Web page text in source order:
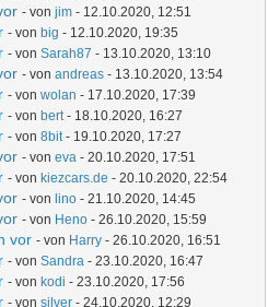
- vonjim - 12.10.2020, 12:51
- von big - 12.10.2020, 19:35
- vonSarah87 - 13.10.2020, 13:10
- vonandreas - 13.10.2020, 13:54
- vonwolan - 17.10.2020, 17:39
- von bert- 18.10.2020, 16:27
- von8bit- 19.10.2020, 17:27
- voneva - 20.10.2020, 17:51
- von kiezcars.de - 20.10.2020, 22:54
- von lino - 21.10.2020, 14:45
- von Heno - 26.10.2020, 15:59
vor - von Harry - 26.10.2020, 16:51
- vonSandra - 23.10.2020, 16:47
- von kodi - 23.10.2020, 17:56
- vonsilver - 24.10.2020, 12:29